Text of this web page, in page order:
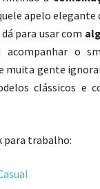
apelo
para usar com
acompanhar o
muita gente
clássicos e
para trabalho: